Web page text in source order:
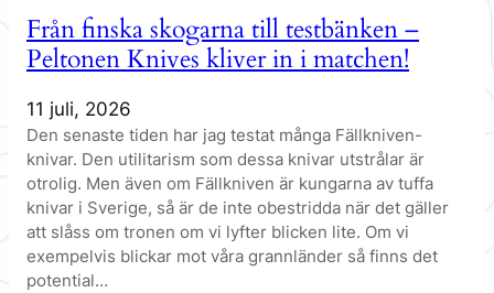
Från finska skogarna till testbänken –
Peltonen Knives kliver in i matchen!
11 juli, 2026
Den senaste tiden har jag testat många Fällkniven-
knivar. Den utilitarism som dessa knivar utstrålar är
otrolig. Men även om Fällkniven är kungarna av tuffa
knivar i Sverige, så är de inte obestridda när det gäller
att slåss om tronen om vi lyfter blicken lite. Om vi
exempelvis blickar mot våra grannländer så finns det
potential…